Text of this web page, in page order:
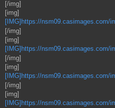
[/img]
[img]
[IMG]https://nsm09.casimages.com/
[/img]
[img]
[IMG]https://nsm09.casimages.com/
[/img]
[img]
[IMG]https://nsm09.casimages.com/
[/img]
[img]
[IMG]https://nsm09.casimages.com/